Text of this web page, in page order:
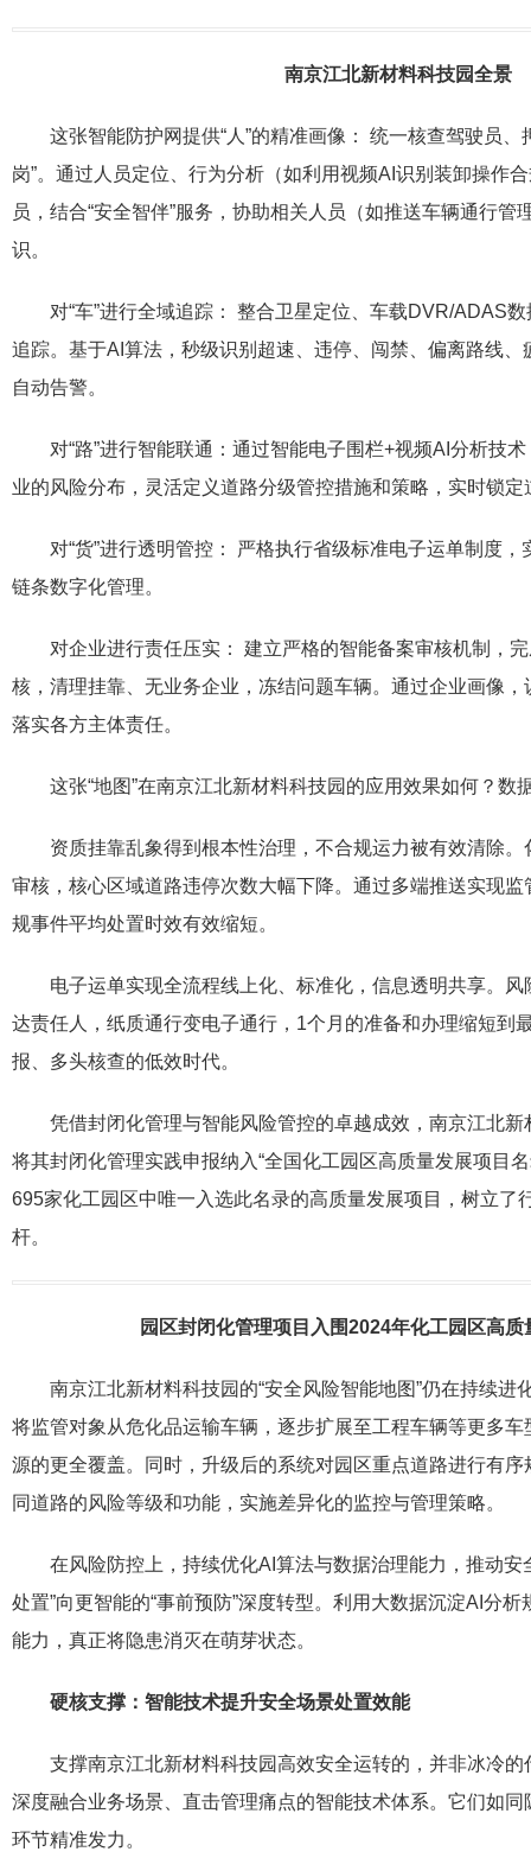
南京江北新材料科技园全景
这张智能防护网提供“人”的精准画像： 统一核查驾驶员、
岗”。通过人员定位、行为分析（如利用视频AI识别装卸操作
员，结合“安全智伴”服务，协助相关人员（如推送车辆通行管
识。
对“车”进行全域追踪： 整合卫星定位、车载DVR/ADAS
追踪。基于AI算法，秒级识别超速、违停、闯禁、偏离路线、
自动告警。
对“路”进行智能联通：通过智能电子围栏+视频AI分析技
业的风险分布，灵活定义道路分级管控措施和策略，实时锁
对“货”进行透明管控： 严格执行省级标准电子运单制度
链条数字化管理。
对企业进行责任压实： 建立严格的智能备案审核机制，
核，清理挂靠、无业务企业，冻结问题车辆。通过企业画像
落实各方主体责任。
这张“地图”在南京江北新材料科技园的应用效果如何？数
资质挂靠乱象得到根本性治理，不合规运力被有效清除
审核，核心区域道路违停次数大幅下降。通过多端推送实现
规事件平均处置时效有效缩短。
电子运单实现全流程线上化、标准化，信息透明共享。
达责任人，纸质通行变电子通行，1个月的准备和办理缩短到
报、多头核查的低效时代。
凭借封闭化管理与智能风险管控的卓越成效，南京江北
将其封闭化管理实践申报纳入“全国化工园区高质量发展项目
695家化工园区中唯一入选此名录的高质量发展项目，树立了
杆。
园区封闭化管理项目入围2024年化工园区高质
南京江北新材料科技园的“安全风险智能地图”仍在持续进
将监管对象从危化品运输车辆，逐步扩展至工程车辆等更多
源的更全覆盖。同时，升级后的系统对园区重点道路进行有
同道路的风险等级和功能，实施差异化的监控与管理策略。
在风险防控上，持续优化AI算法与数据治理能力，推动安
处置”向更智能的“事前预防”深度转型。利用大数据沉淀AI分
能力，真正将隐患消灭在萌芽状态。
硬核支撑：智能技术提升安全场景处置效能
支撑南京江北新材料科技园高效安全运转的，并非冰冷
深度融合业务场景、直击管理痛点的智能技术体系。它们如同
环节精准发力。